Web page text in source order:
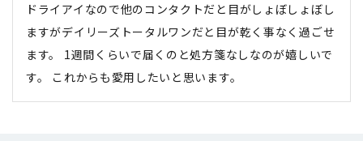
ドライアイなので他のコンタクトだと目がしょぼしょぼし
ますがデイリーズトータルワンだと目が乾く事なく過ごせ
ます。 1週間くらいで届くのと処方箋なしなのが嬉しいで
す。 これからも愛用したいと思います。